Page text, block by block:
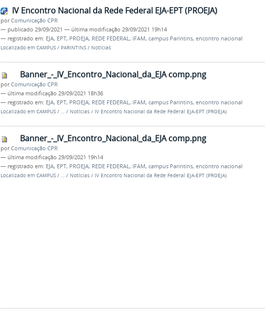
IV Encontro Nacional da Rede Federal EJA-EPT (PROEJA)
porComunicação CPR
— publicado 29/09/2021 — última modificação 29/09/2021 19h14
— registrado em: EJA, EPT, PROEJA, REDE FEDERAL, IFAM, campus Parintins, encontro nacional
Localizado em CAMPUS / PARINTINS / Notícias
Banner_-_IV_Encontro_Nacional_da_EJA comp.png
porComunicação CPR
— última modificação 29/09/2021 18h36
— registrado em: EJA, EPT, PROEJA, REDE FEDERAL, IFAM, campus Parintins, encontro nacional
Localizado em CAMPUS / … / Notícias / IV Encontro Nacional da Rede Federal EJA-EPT (PROEJA)
Banner_-_IV_Encontro_Nacional_da_EJA comp.png
porComunicação CPR
— última modificação 29/09/2021 19h14
— registrado em: EJA, EPT, PROEJA, REDE FEDERAL, IFAM, campus Parintins, encontro nacional
Localizado em CAMPUS / … / Notícias / IV Encontro Nacional da Rede Federal EJA-EPT (PROEJA)